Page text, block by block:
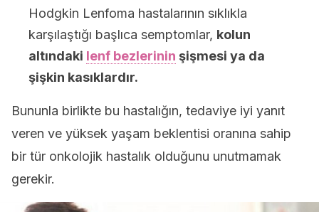
Hodgkin Lenfoma hastalarının sıklıkla
karşılaştığı başlıca semptomlar, kolun
altındaki lenf bezlerinin şişmesi ya da
şişkin kasıklardır.
Bununla birlikte bu hastalığın, tedaviye iyi yanıt
veren ve yüksek yaşam beklentisi oranına sahip
bir tür onkolojik hastalık olduğunu unutmamak
gerekir.